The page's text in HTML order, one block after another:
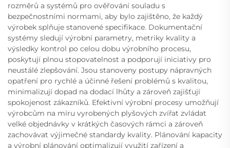
rozměrů a systémů pro ověřování souladu s
bezpečnostními normami, aby bylo zajištěno, že každý
výrobek splňuje stanovené specifikace. Dokumentační
systémy sledují výrobní parametry, metriky kvality a
výsledky kontrol po celou dobu výrobního procesu,
poskytují plnou stopovatelnost a podporují iniciativy pro
neustálé zlepšování. Jsou stanoveny postupy nápravných
opatření pro rychlé a účinné řešení problémů s kvalitou,
minimalizují dopad na dodací lhůty a zároveň zajišťují
spokojenost zákazníků. Efektivní výrobní procesy umožňují
výrobcům na míru vyrobených plyšových zvířat zvládat
velké objednávky v krátkých časových rámci a zároveň
zachovávat výjimečné standardy kvality. Plánování kapacity
a výrobní plánování optimalizují využití zařízení a